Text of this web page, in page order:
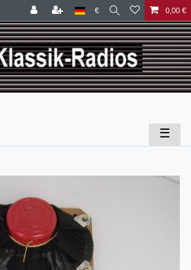
€ 0,00 €
☰